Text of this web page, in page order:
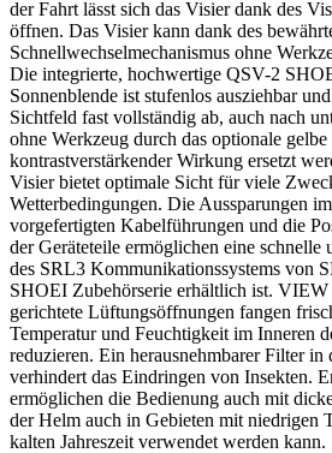
der Fahrt lässt sich das Visier dank des
öffnen. Das Visier kann dank des
Schnellwechselmechanismus ohne
Die integrierte, hochwertige QSV-2
Sonnenblende ist stufenlos ausziehbar
Sichtfeld fast vollständig ab, auch nach
ohne Werkzeug durch das optionale
kontrastverstärkender Wirkung ersetzt
Visier bietet optimale Sicht für viele
Wetterbedingungen. Die Aussparungen
vorgefertigten Kabelführungen und die
der Geräteteile ermöglichen eine schnelle
des SRL3 Kommunikationssystems von
SHOEI Zubehörserie erhältlich ist. VIEW
gerichtete Lüftungsöffnungen fangen
Temperatur und Feuchtigkeit im Inneren
reduzieren. Ein herausnehmbarer Filter
verhindert das Eindringen von Insekten.
ermöglichen die Bedienung auch mit
der Helm auch in Gebieten mit niedrigen
kalten Jahreszeit verwendet werden kann.